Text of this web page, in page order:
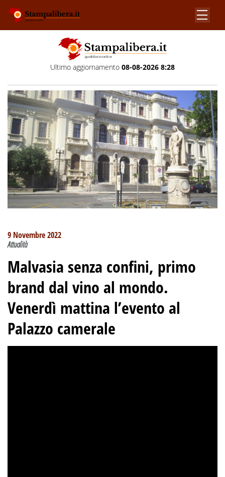
Ultimo aggiornamento 08-08-2026 8:28
9 Novembre 2022
Attualità
Malvasia senza confini, primo
brand dal vino al mondo.
Venerdì mattina l’evento al
Palazzo camerale